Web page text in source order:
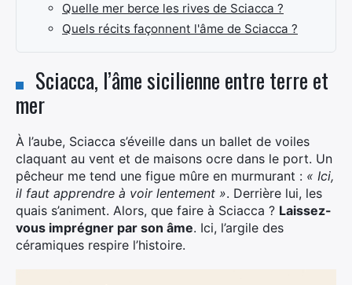
Quelle mer berce les rives de Sciacca ?
Quels récits façonnent l'âme de Sciacca ?
Sciacca, l’âme sicilienne entre terre et
mer
À l’aube, Sciacca s’éveille dans un ballet de voiles
claquant au vent et de maisons ocre dans le port. Un
pêcheur me tend une figue mûre en murmurant : « Ici,
il faut apprendre à voir lentement ». Derrière lui, les
quais s’animent. Alors, que faire à Sciacca ? Laissez-
vous imprégner par son âme. Ici, l’argile des
céramiques respire l’histoire.